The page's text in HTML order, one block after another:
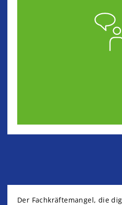
Der Fachkräftemangel, die